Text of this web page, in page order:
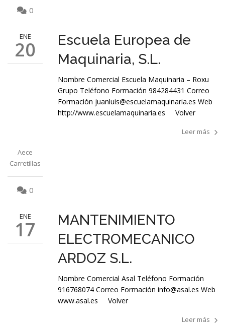
0
ENE
20
Aece
Carretillas
0
Escuela Europea de
Maquinaria, S.L.
Nombre Comercial Escuela Maquinaria – Roxu
Grupo Teléfono Formación 984284431 Correo
Formación juanluis@escuelamaquinaria.es Web
http://www.escuelamaquinaria.es Volver
Leer más
ENE
17
MANTENIMIENTO
ELECTROMECANICO
ARDOZ S.L.
Nombre Comercial Asal Teléfono Formación
916768074 Correo Formación info@asal.es Web
www.asal.es Volver
Leer más